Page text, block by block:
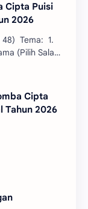
Cipta Puisi
2026
48) Tema: 1.
(Pilih Salah
Cipta
Tahun 2026